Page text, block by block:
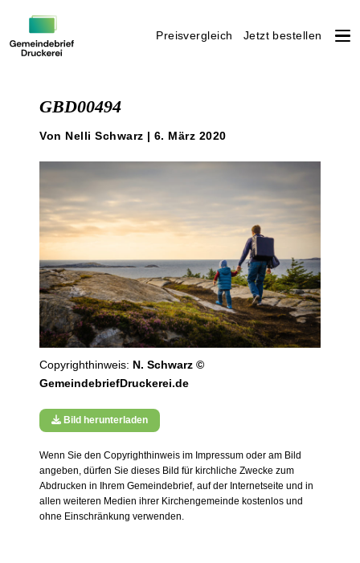
Preisvergleich Jetzt bestellen
GBD00494
Von Nelli Schwarz | 6. März 2020
Copyrighthinweis: N. Schwarz ©
GemeindebriefDruckerei.de
Bild herunterladen
Wenn Sie den Copyrighthinweis im Impressum oder am Bild
angeben, dürfen Sie dieses Bild für kirchliche Zwecke zum
Abdrucken in Ihrem Gemeindebrief, auf der Internetseite und in
allen weiteren Medien ihrer Kirchengemeinde kostenlos und
ohne Einschränkung verwenden.